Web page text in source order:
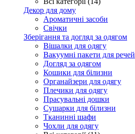
Декор для дому
Ароматичні засоби
Свічки
Зберігання та догляд за одягом
Вішалки для одягу
Вакуумні пакети для речей
Догляд за одягом
Кошики для білизни
Органайзери для одягу
Плечики для одягу
Прасувальні дошки
Сушарки для білизни
Тканинні шафи
Чохли для одягу